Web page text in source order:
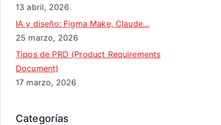
13 abril, 2026
IA y diseño: Figma Make, Claude…
25 marzo, 2026
Tipos de PRD (Product Requirements
Document)
17 marzo, 2026
Categorías